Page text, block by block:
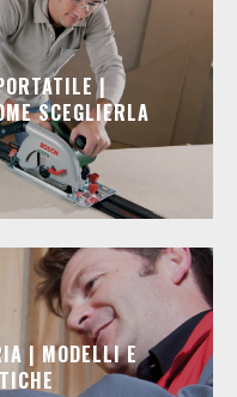
|
SCEGLIERLA
| MODELLI E